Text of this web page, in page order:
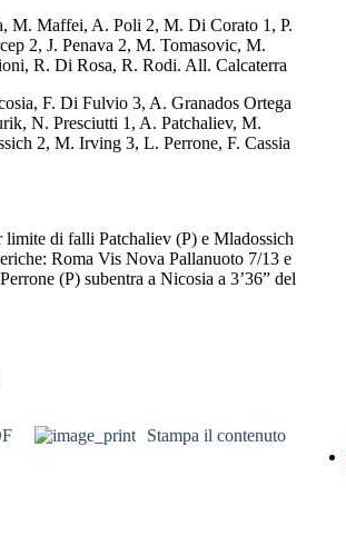
Maffei, A. Poli 2, M. Di Corato 1, P.
2, J. Penava 2, M. Tomasovic, M.
R. Di Rosa, R. Rodi. All. Calcaterra
F. Di Fulvio 3, A. Granados Ortega
N. Presciutti 1, A. Patchaliev, M.
2, M. Irving 3, L. Perrone, F. Cassia
di falli Patchaliev (P) e Mladossich
Roma Vis Nova Pallanuoto 7/13 e
(P) subentra a Nicosia a 3’36” del
Stampa il contenuto